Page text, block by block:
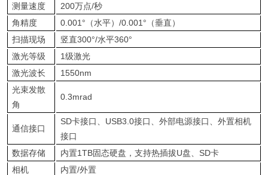
测量速度
200万点/秒
角精度
0.001°（水平）/0.001°（垂直）
扫描现场
竖直300°/水平360°
激光等级
1级激光
激光波长
1550nm
光束发散
角
0.3mrad
通信接口
SD卡接口、USB3.0接口、外部电源接口、外置相机
接口
数据存储
内置1TB固态硬盘，支持热插拔U盘、SD卡
相机
内置/外置